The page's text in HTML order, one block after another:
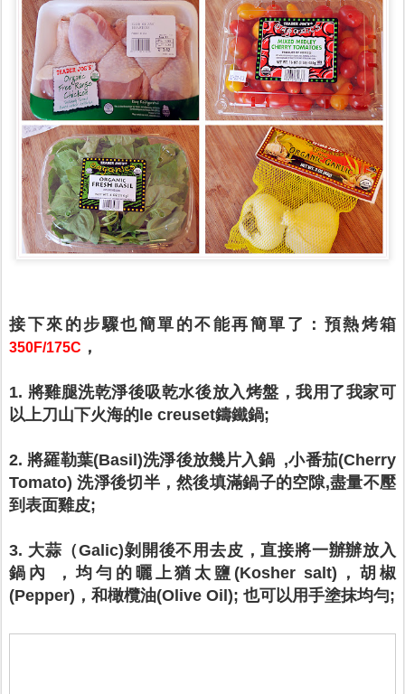
接下來的步驟也簡單的不能再簡單了： 預熱烤箱
350F/175C ，
1. 將雞腿洗乾淨後吸乾水後放入烤盤，我用了我家可
以上刀山下火海的le creuset鑄鐵鍋;
2. 將羅勒葉(Basil)洗淨後放幾片入鍋 ,小番茄(Cherry
Tomato) 洗淨後切半，然後填滿鍋子的空隙,盡量不壓
到表面雞皮;
3. 大蒜（Galic)剝開後不用去皮，直接將一辦辦放入
鍋內 ，均勻的曬上猶太鹽(Kosher salt)，胡椒
(Pepper)，和橄欖油(Olive Oil); 也可以用手塗抹均勻;